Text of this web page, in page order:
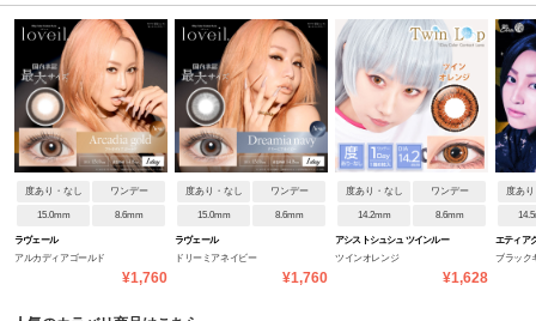
度あり・なし ワンデー
15.0mm 8.6mm
ラヴェール
アルカディアゴールド
¥1,760
度あり・なし ワンデー
15.0mm 8.6mm
ラヴェール
ドリーミアネイビー
¥1,760
度あり・なし ワンデー
14.2mm 8.6mm
アシストシュシュ ツインルー
ツインオレンジ
¥1,628
度あ
エティア
ブラック